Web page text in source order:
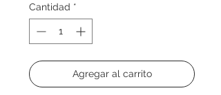
Cantidad *
Agregar al carrito